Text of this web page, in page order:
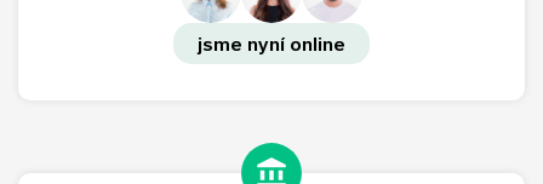
jsme nyní online